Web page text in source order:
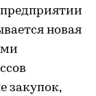
новая
закупок,